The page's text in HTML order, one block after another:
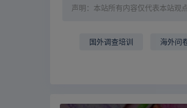
声明：本站所有内容仅代表本站观
国外调查培训 海外问